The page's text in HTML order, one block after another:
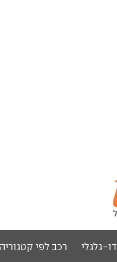
דו-גלגלי רכב לפי קטגוריה